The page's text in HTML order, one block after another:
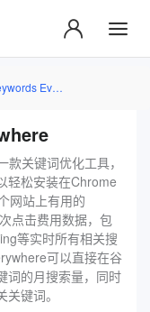
Everywhere
关键词优化工具，
轻松安装在Chrome
网站上有用的
点击费用数据，包
等实时所有相关搜
可以直接在谷
词的月搜索量，同时
键词。